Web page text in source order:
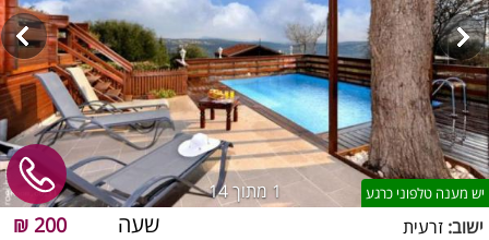
1 מתוך 14 יש מענה טלפוני כרגע
שעה 200 ₪ ישוב: זרעית